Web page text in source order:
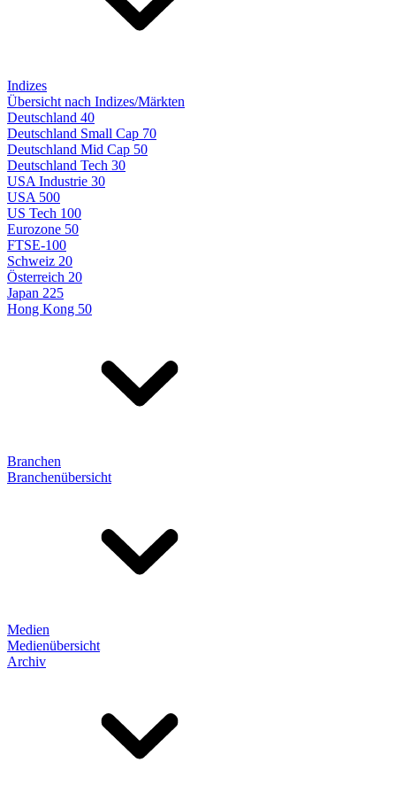
Indizes
Übersicht nach Indizes/Märkten
Deutschland 40
Deutschland Small Cap 70
Deutschland Mid Cap 50
Deutschland Tech 30
USA Industrie 30
USA 500
US Tech 100
Eurozone 50
FTSE-100
Schweiz 20
Österreich 20
Japan 225
Hong Kong 50
Branchen
Branchenübersicht
Medien
Medienübersicht
Archiv